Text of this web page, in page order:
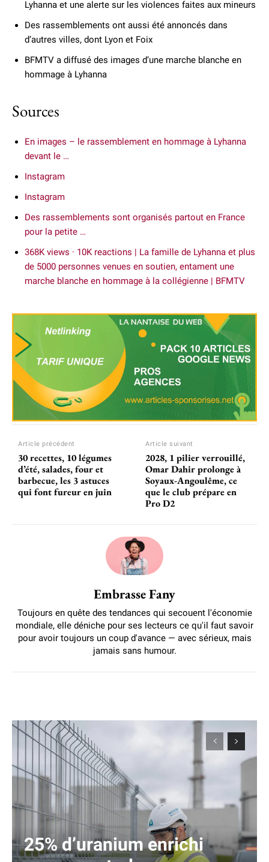
Lyhanna et une alerte sur les violences faites aux mineurs
Des rassemblements ont aussi été annoncés dans
d’autres villes, dont Lyon et Foix
BFMTV a diffusé des images d’une marche blanche en
hommage à Lyhanna
Sources
En images – le rassemblement en hommage à Lyhanna
devant le …
Instagram
Instagram
Des rassemblements sont organisés partout en France
pour la petite …
368K views · 10K reactions | La famille de Lyhanna et plus
de 5000 personnes venues en soutien, entament une
marche blanche en hommage à la collégienne | BFMTV
Article précédent
30 recettes, 10 légumes
d’été, salades, four et
barbecue, les 3 astuces
qui font fureur en juin
Article suivant
2028, 1 pilier verrouillé,
Omar Dahir prolonge à
Soyaux-Angoulême, ce
que le club prépare en
Pro D2
Embrasse Fany
Toujours en quête des tendances qui secouent l'économie
mondiale, elle déniche pour ses lecteurs ce qu'il faut savoir
pour avoir toujours un coup d'avance — avec sérieux, mais
jamais sans humour.
25% d’uranium enrichi